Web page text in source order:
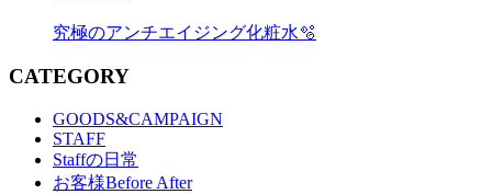
究極のアンチエイジング化粧水🫧
CATEGORY
GOODS&CAMPAIGN
STAFF
Staffの日常
お客様Before After